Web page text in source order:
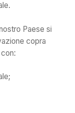
Paese si
copra